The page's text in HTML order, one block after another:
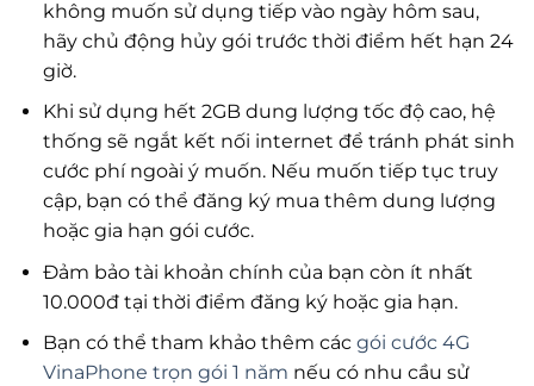
không muốn sử dụng tiếp vào ngày hôm sau,
hãy chủ động hủy gói trước thời điểm hết hạn 24
giờ.
Khi sử dụng hết 2GB dung lượng tốc độ cao, hệ
thống sẽ ngắt kết nối internet để tránh phát sinh
cước phí ngoài ý muốn. Nếu muốn tiếp tục truy
cập, bạn có thể đăng ký mua thêm dung lượng
hoặc gia hạn gói cước.
Đảm bảo tài khoản chính của bạn còn ít nhất
10.000đ tại thời điểm đăng ký hoặc gia hạn.
Bạn có thể tham khảo thêm các gói cước 4G
VinaPhone trọn gói 1 năm nếu có nhu cầu sử